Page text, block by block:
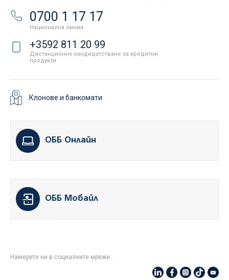
0700 1 17 17
Национална линия
+3592 811 20 99
Дистанционно кандидатстване за кредитни
продукти
Клонове и банкомати
ОББ Онлайн
ОББ Мобайл
Намерете ни в социалните мрежи: